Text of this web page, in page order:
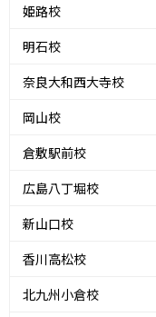
姫路校
明石校
奈良大和西大寺校
岡山校
倉敷駅前校
広島八丁堀校
新山口校
香川高松校
北九州小倉校